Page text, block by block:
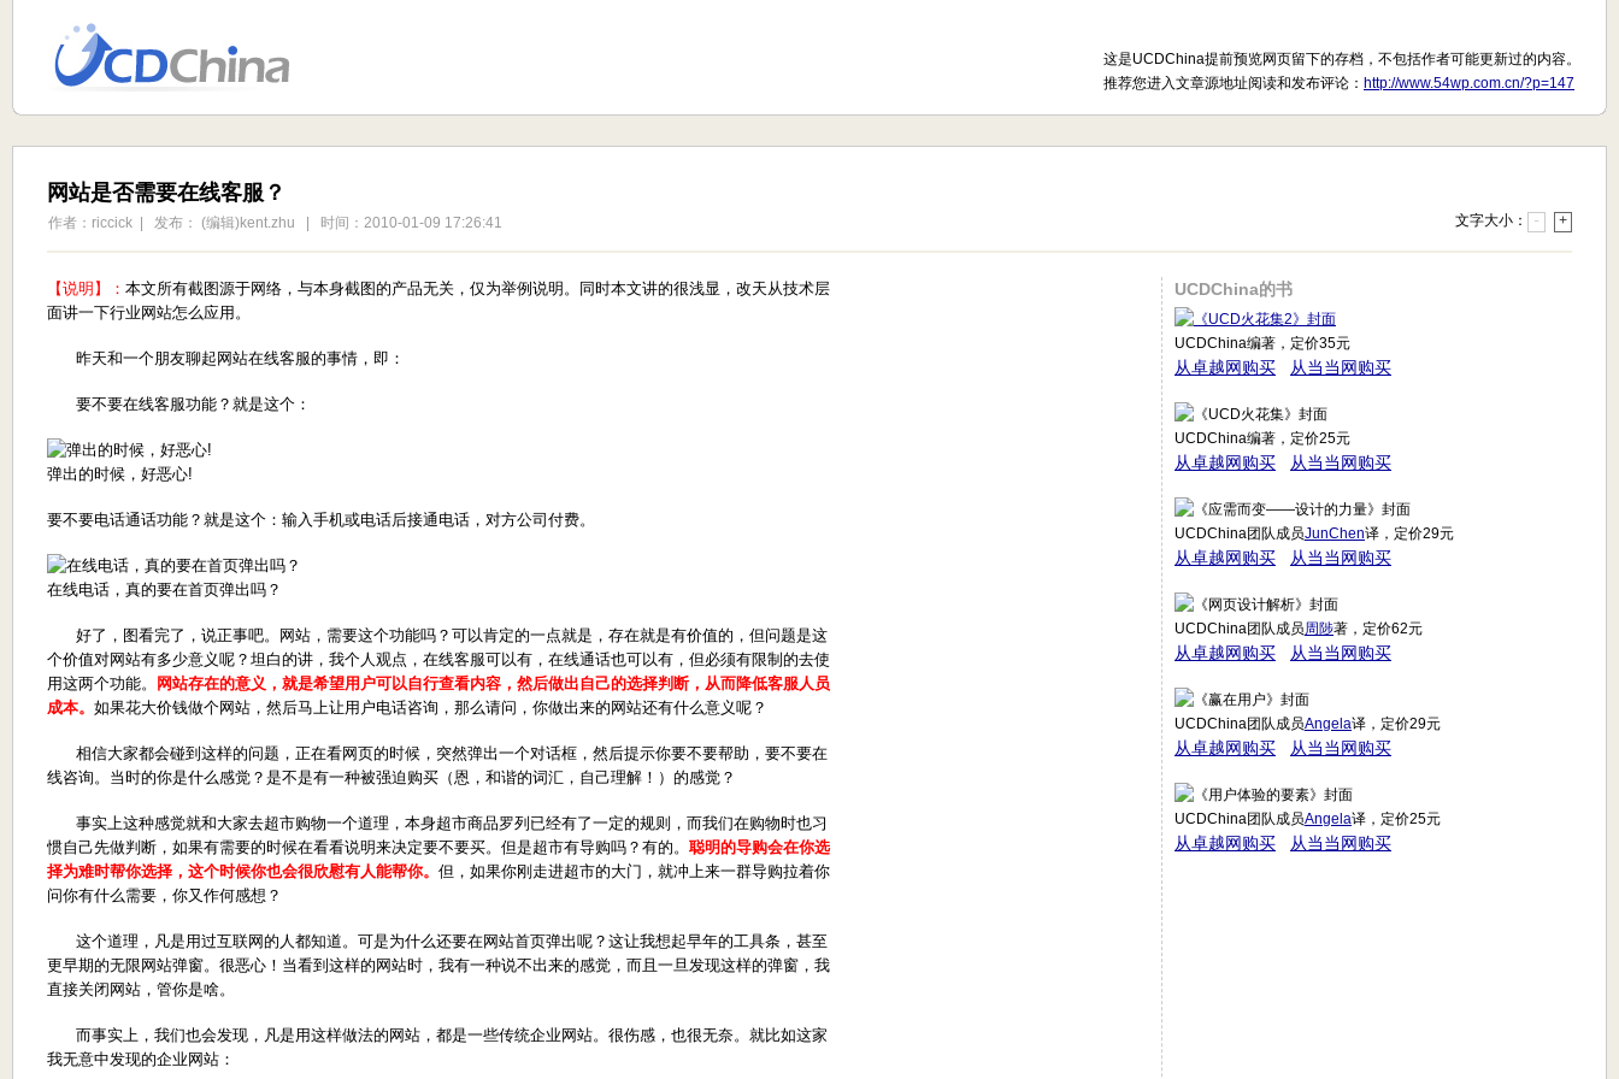
这是UCDChina提前预览网页留下的存档，不包括作者可能更新过的内容。
推荐您进入文章源地址阅读和发布评论： http://www.54wp.com.cn/?p=147
网站是否需要在线客服？
作者：riccick | 发布： (编辑)kent.zhu | 时间：2010-01-09 17:26:41 文字大小： - +
【说明】： 本文所有截图源于网络，与本身截图的产品无关，仅为举例说明。同时本文讲的很浅显，改天从技术层
面讲一下行业网站怎么应用。
昨天和一个朋友聊起网站在线客服的事情，即：
要不要在线客服功能？就是这个：
弹出的时候，好恶心!
要不要电话通话功能？就是这个：输入手机或电话后接通电话，对方公司付费。
在线电话，真的要在首页弹出吗？
好了，图看完了，说正事吧。网站，需要这个功能吗？可以肯定的一点就是，存在就是有价值的，但问题是这
个价值对网站有多少意义呢？坦白的讲，我个人观点，在线客服可以有，在线通话也可以有，但必须有限制的去使
用这两个功能。
网站存在的意义，就是希望用户可以自行查看内容，然后做出自己的选择判断，从而降低客服人员
成本。 如果花大价钱做个网站，然后马上让用户电话咨询，那么请问，你做出来的网站还有什么意义呢？
相信大家都会碰到这样的问题，正在看网页的时候，突然弹出一个对话框，然后提示你要不要帮助，要不要在
线咨询。当时的你是什么感觉？是不是有一种被强迫购买（恩，和谐的词汇，自己理解！）的感觉？
事实上这种感觉就和大家去超市购物一个道理，本身超市商品罗列已经有了一定的规则，而我们在购物时也习
惯自己先做判断，如果有需要的时候在看看说明来决定要不要买。但是超市有导购吗？有的。 聪明的导购会在你选
择为难时帮你选择，这个时候你也会很欣慰有人能帮你。 但，如果你刚走进超市的大门，就冲上来一群导购拉着你
问你有什么需要，你又作何感想？
这个道理，凡是用过互联网的人都知道。可是为什么还要在网站首页弹出呢？这让我想起早年的工具条，甚至
更早期的无限网站弹窗。很恶心！当看到这样的网站时，我有一种说不出来的感觉，而且一旦发现这样的弹窗，我
直接关闭网站，管你是啥。
而事实上，我们也会发现，凡是用这样做法的网站，都是一些传统企业网站。很伤感，也很无奈。就比如这家
我无意中发现的企业网站：
UCDChina的书
UCDChina编著，定价35元
从卓越网购买 从当当网购买
UCDChina编著，定价25元
从卓越网购买 从当当网购买
UCDChina团队成员JunChen译，定价29元
从卓越网购买 从当当网购买
UCDChina团队成员周陟著，定价62元
从卓越网购买 从当当网购买
UCDChina团队成员Angela译，定价29元
从卓越网购买 从当当网购买
UCDChina团队成员Angela译，定价25元
从卓越网购买 从当当网购买